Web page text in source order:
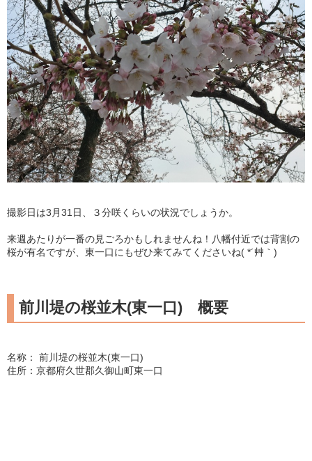
撮影日は3月31日、３分咲くらいの状況でしょうか。
来週あたりが一番の見ごろかもしれませんね！八幡付近では背割の
桜が有名ですが、東一口にもぜひ来てみてくださいね( *´艸｀)
前川堤の桜並木(東一口) 概要
名称： 前川堤の桜並木(東一口)
住所：京都府久世郡久御山町東一口